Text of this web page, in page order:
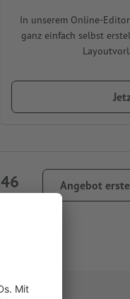
In unserem Online-
ganz einfach selbst
Angebot